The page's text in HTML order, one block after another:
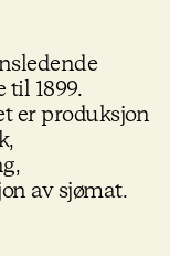
til 1899.
er produksjon
av sjømat.